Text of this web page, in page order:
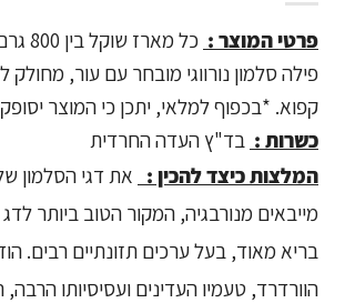
פרטי המוצר :
קפוא. *בכפוף למלאי, יתכן כי המוצר
כשרות : בד"ץ העדה החרדית
המלצות כיצד להכין : את דגי הסלמון
מייבאים מנורבגיה, המקור הטוב ביותר
בריא מאוד, בעל ערכים תזונתיים רבים.
הוורדרד, טעמיו העדינים ועסיסיותו הרבה,